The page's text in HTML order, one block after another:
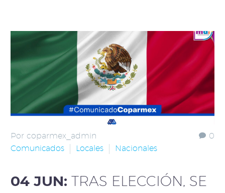
0
Por coparmex_admin
Comunicados
Locales Nacionales
04 JUN: TRAS ELECCIÓN, SE